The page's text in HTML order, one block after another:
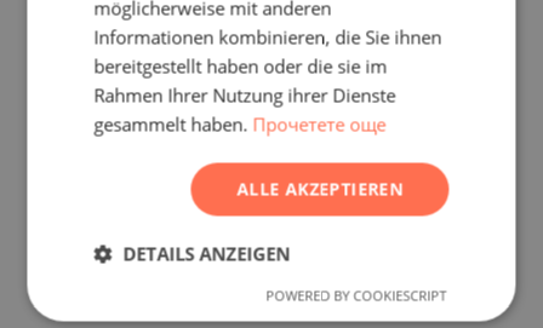
ROMANIAN
möglicherweise mit anderen
Informationen kombinieren, die Sie ihnen
bereitgestellt haben oder die sie im
Rahmen Ihrer Nutzung ihrer Dienste
gesammelt haben. Прочетете още
ALLE AKZEPTIEREN
DETAILS ANZEIGEN
POWERED BY COOKIESCRIPT